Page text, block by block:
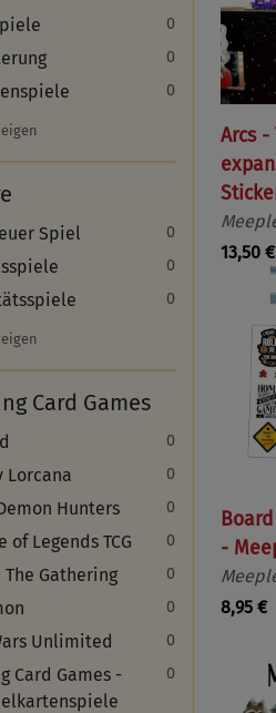
0
0
0
Spiel 0
0
0
Card Games
0
Lorcana 0
Hunters 0
of Legends TCG 0
The Gathering 0
0
Unlimited 0
Card Games -
0
Arcs
13,50 €
-
8,95 €